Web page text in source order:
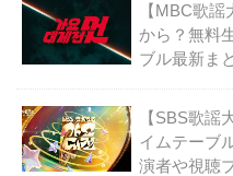
【MBC歌
から？無料
ブル最新ま
【SBS歌謡
イムテーブ
演者や視聴